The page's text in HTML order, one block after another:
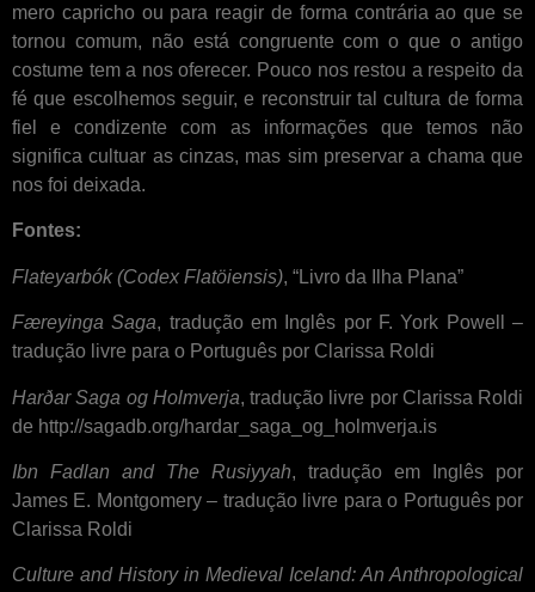
mero capricho ou para reagir de forma contrária ao que se
tornou comum, não está congruente com o que o antigo
costume tem a nos oferecer. Pouco nos restou a respeito da
fé que escolhemos seguir, e reconstruir tal cultura de forma
fiel e condizente com as informações que temos não
significa cultuar as cinzas, mas sim preservar a chama que
nos foi deixada.
Fontes:
Flateyarbók (Codex Flatöiensis), “Livro da Ilha Plana”
Færeyinga Saga, tradução em Inglês por F. York Powell –
tradução livre para o Português por Clarissa Roldi
Harðar Saga og Holmverja, tradução livre por Clarissa Roldi
de http://sagadb.org/hardar_saga_og_holmverja.is
Ibn Fadlan and The Rusiyyah, tradução em Inglês por
James E. Montgomery – tradução livre para o Português por
Clarissa Roldi
Culture and History in Medieval Iceland: An Anthropological